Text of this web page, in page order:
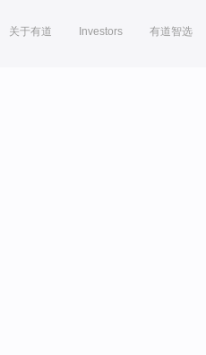
关于有道 Investors 有道智选